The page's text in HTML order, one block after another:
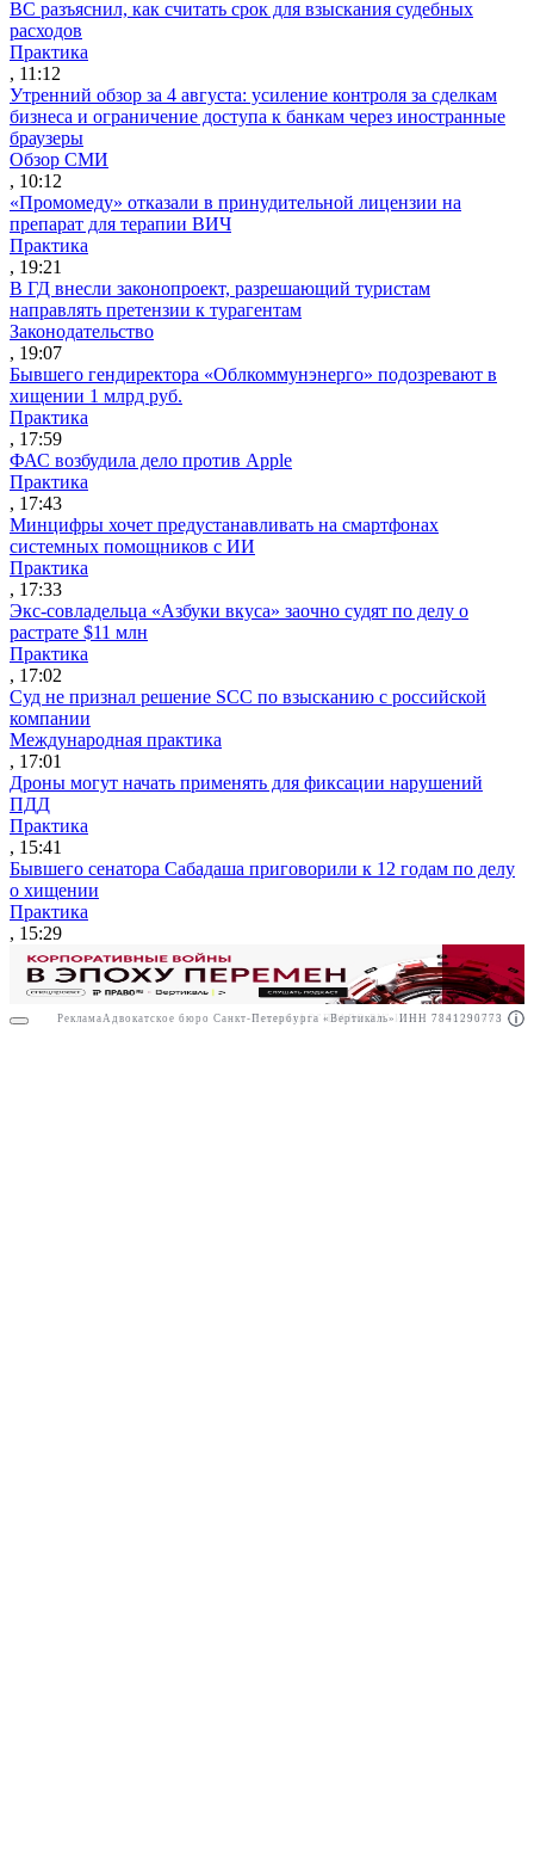
РекламаАО"ПРАВО.РУ" ИНН: 7708095468
ВС разъяснил, как считать срок для взыскания судебных
расходов
Практика
, 11:12
Утренний обзор за 4 августа: усиление контроля за сделкам
бизнеса и ограничение доступа к банкам через иностранные
браузеры
Обзор СМИ
, 10:12
«Промомеду» отказали в принудительной лицензии на
препарат для терапии ВИЧ
Практика
, 19:21
В ГД внесли законопроект, разрешающий туристам
направлять претензии к турагентам
Законодательство
, 19:07
Бывшего гендиректора «Облкоммунэнерго» подозревают в
хищении 1 млрд руб.
Практика
, 17:59
ФАС возбудила дело против Apple
Практика
, 17:43
Минцифры хочет предустанавливать на смартфонах
системных помощников с ИИ
Практика
, 17:33
Экс-совладельца «Азбуки вкуса» заочно судят по делу о
растрате $11 млн
Практика
, 17:02
Суд не признал решение SCC по взысканию с российской
компании
Международная практика
, 17:01
Дроны могут начать применять для фиксации нарушений
ПДД
Практика
, 15:41
Бывшего сенатора Сабадаша приговорили к 12 годам по делу
о хищении
Практика
, 15:29
Реклама Адвокатское бюро Санкт-Петербурга «Вертикаль» ИНН 7841290773